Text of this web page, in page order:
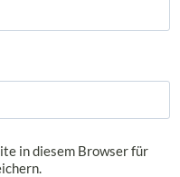
in diesem Browser für